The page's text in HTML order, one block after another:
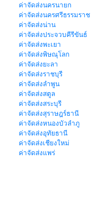
ค่าจัดส่งนครนายก
ค่าจัดส่งนครศรีธรรมราช
ค่าจัดส่งน่าน
ค่าจัดส่งประจวบคีรีขันธ์
ค่าจัดส่งพะเยา
ค่าจัดส่งพิษณุโลก
ค่าจัดส่งยะลา
ค่าจัดส่งราชบุรี
ค่าจัดส่งลำพูน
ค่าจัดส่งสตูล
ค่าจัดส่งสระบุรี
ค่าจัดส่งสุราษฎร์ธานี
ค่าจัดส่งหนองบัวลำภู
ค่าจัดส่งอุทัยธานี
ค่าจัดส่งเชียงใหม่
ค่าจัดส่งแพร่